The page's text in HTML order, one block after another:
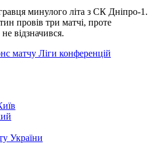
минулого літа з СК Дніпро-1.
провів три матчі, проте
відзначився.
матчу Ліги конференцій
України